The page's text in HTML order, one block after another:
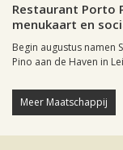
Restaurant Porto
menukaart en
Begin augustus namen
Pino aan de Haven in
Meer Maatschappij